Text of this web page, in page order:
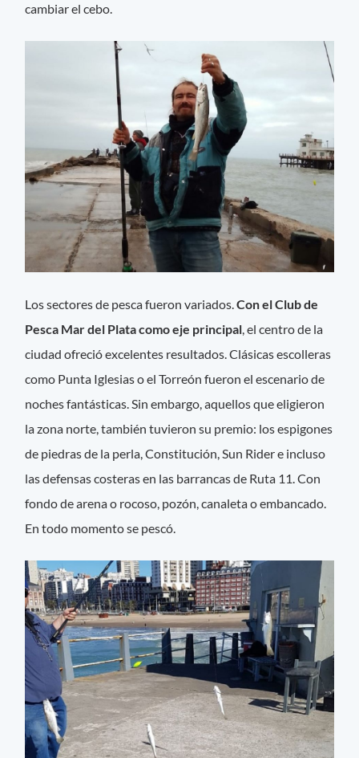
cambiar el cebo.
Los sectores de pesca fueron variados.Con el Club de
Pesca Mar del Plata como eje principal, el centro de la
ciudad ofreció excelentes resultados. Clásicas escolleras
como Punta Iglesias o el Torreón fueron el escenario de
noches fantásticas. Sin embargo, aquellos que eligieron
la zona norte, también tuvieron su premio: los espigones
de piedras de la perla, Constitución, Sun Rider e incluso
las defensas costeras en las barrancas de Ruta 11. Con
fondo de arena o rocoso, pozón, canaleta o embancado.
En todo momento se pescó.